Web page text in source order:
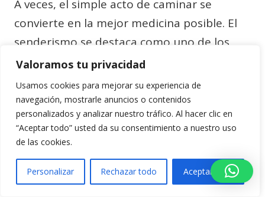
Valoramos tu privacidad
Usamos cookies para mejorar su experiencia de
navegación, mostrarle anuncios o contenidos
personalizados y analizar nuestro tráfico. Al hacer clic en
“Aceptar todo” usted da su consentimiento a nuestro uso
de las cookies.
Personalizar Rechazar todo Aceptar todo
A veces, el simple acto de caminar se
convierte en la mejor medicina posible. El
senderismo se destaca como uno de los
mejores deportes para cuidar la salud
mental y construir una resistencia base
sólida. Es una actividad noble y accesible
para prácticamente todas las edades y
condiciones físicas, que nos permite
reconectar profundamente con nuestros
orígenes naturales lejos del asfalto.